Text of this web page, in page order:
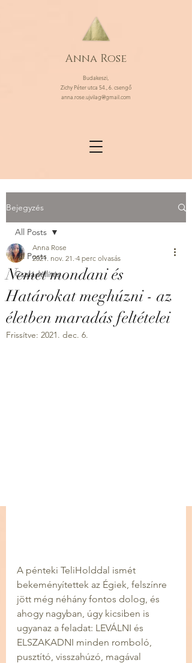
Anna Rose
Budakeszi,
Zichy Péter utca 54., 6. csengő
anna.rose.ujvilag@gmail.com
Bejegyzés
All Posts
Családállítás
All Posts
Nemet mondani és
Határokat meghúzni - az
életben maradás feltételei
Anna Rose
2021. nov. 21. 4 perc olvasás
Frissítve: 2021. dec. 6.
A pénteki TeliHolddal ismét
bekeményítettek az Égiek, felszínre
jött még néhány fontos dolog, és
ahogy nagyban, úgy kicsiben is
ugyanaz a feladat: LEVÁLNI és
ELSZAKADNI minden romboló,
pusztító, visszahúzó, magával